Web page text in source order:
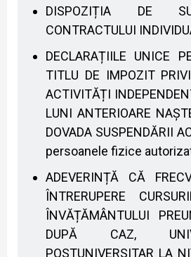
DISPOZIȚIA DE
CONTRACTULUI
DECLARAȚIILE UNICE
TITLU DE IMPOZIT
ACTIVITĂȚI
LUNI ANTERIOARE
DOVADA SUSPENDĂRII
persoanele fizice
ADEVERINȚĂ CĂ
ÎNTRERUPERE
ÎNVĂȚĂMÂNTULUI
DUPĂ CAZ,
POSTUNIVERSITAR LA